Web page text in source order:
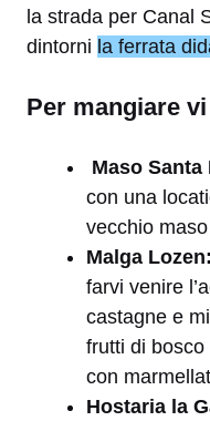
la strada per Canal
dintorni la ferrata
Per mangiare
Maso Santa
con una
vecchio
Malga Lozen:
farvi venire
castagne e
frutti di
con
Hostaria la